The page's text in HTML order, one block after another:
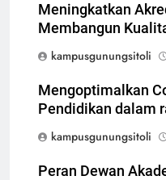
Meningkatkan
Membangun
kampusgunungsitoli
Mengoptimalkan
Pendidikan dalam
kampusgunungsitoli
Peran Dewan